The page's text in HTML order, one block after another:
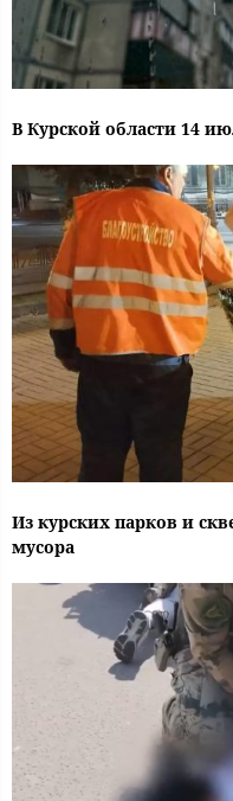
В Курской области 14
Из курских парков и
мусора